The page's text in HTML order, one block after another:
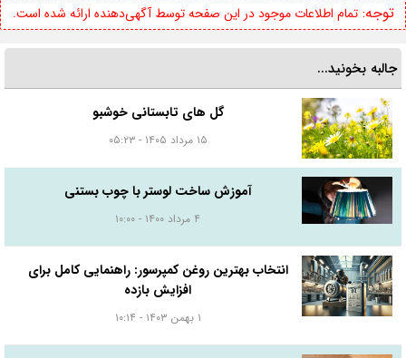
توجه:تمام اطلاعات موجود در این صفحه توسط آگهی‌دهنده ارائه شده است.
جالبه بخونید...
گل های تابستانی خوشبو
۱۵ مرداد ۱۴۰۵ - ۰۵:۲۳
آموزش ساخت لوستر با چوب بستنی
انتخاب بهترین روغن کمپرسور: راهنمایی کامل برای
افزایش بازده